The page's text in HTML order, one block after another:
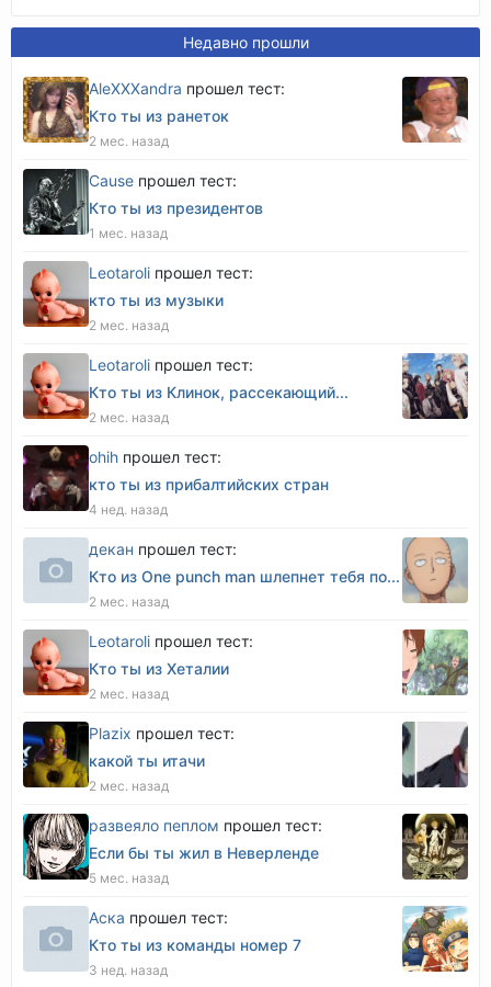
Недавно прошли
AleXXXandra прошел тест:
Кто ты из ранеток
2 мес. назад
Cause прошел тест:
Кто ты из президентов
1 мес. назад
Leotaroli прошел тест:
кто ты из музыки
2 мес. назад
Leotaroli прошел тест:
Кто ты из Клинок, рассекающий...
2 мес. назад
оhih прошел тест:
кто ты из прибалтийских стран
4 нед. назад
декан прошел тест:
Кто из One punch man шлепнет тебя по...
2 мес. назад
Leotaroli прошел тест:
Кто ты из Хеталии
2 мес. назад
Plazix прошел тест:
какой ты итачи
2 мес. назад
развеяло пеплом прошел тест:
Если бы ты жил в Неверленде
5 мес. назад
Аска прошел тест:
Кто ты из команды номер 7
3 нед. назад